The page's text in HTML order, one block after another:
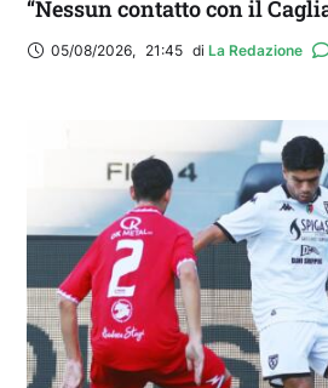
“Nessun contatto con il
05/08/2026, 21:45 di La Redazione